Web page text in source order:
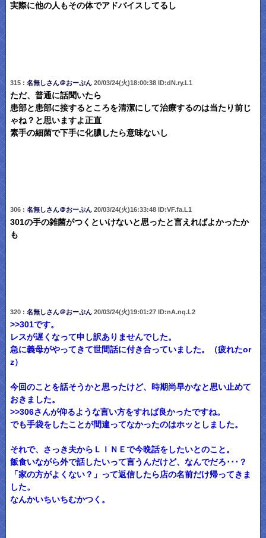
実際に他の人もその体でアドバイスしてるし
315 : 名無しさん＠おーぷん20/03/24(火)18:00:38 ID:dN.ry.L1
ただ、普通に話聞いたら
患部と患部に接するところを清潔にして治療するのは当たり前じ
ゃね？と思いますよ正直
素手の細菌で下手に化膿したら意味ないし
306 : 名無しさん＠おーぷん20/03/24(火)16:33:48 ID:VF.fa.L1
301の手の雑菌がつくといけないと思ったと言えればよかったか
も
320 : 名無しさん＠おーぷん20/03/24(火)19:01:27 ID:nA.nq.L2
>>301です。
レスが遅くなって申し訳ありませんでした。
急に義母がやってきて世間話に付き合っていました。（疲れたor
z）
今回のことを話そうかと思ったけど、時期尚早かなと思い止めて
おきました。
>>306さんが仰るような言い方をすれば良かったですね。
でも手袋をしたことが間違ってなかったのはホッとしました。
それで、さっき夫からＬＩＮＥで今晩話をしたいとのこと。
飯食いながら外で話したいって言うんだけど、なんでだろ･･･？
「家の方がよくない？」って返信したら店の名前だけ帰ってきま
した。
なんかいちいちむかつく。